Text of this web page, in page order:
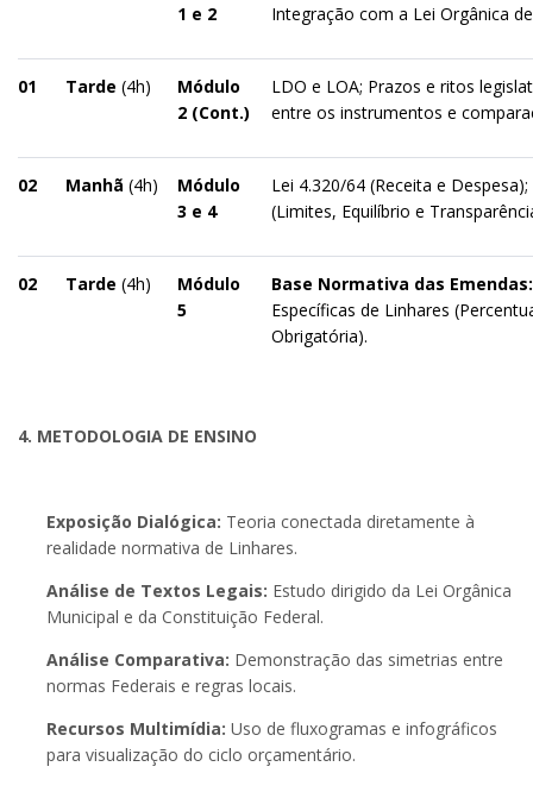
1 e 2
Integração com a Lei Orgânica
01 Tarde (4h)
Módulo
2 (Cont.)
LDO e LOA; Prazos e ritos
entre os instrumentos e
02 Manhã (4h)
Módulo
3 e 4
Lei 4.320/64 (Receita e
(Limites, Equilíbrio e
02 Tarde (4h)
Módulo
5
Base Normativa das Emendas:
Específicas de Linhares
Obrigatória).
4. METODOLOGIA DE ENSINO
Exposição Dialógica: Teoria conectada diretamente à
realidade normativa de Linhares.
Análise de Textos Legais: Estudo dirigido da Lei Orgânica
Municipal e da Constituição Federal.
Análise Comparativa: Demonstração das simetrias entre
normas Federais e regras locais.
Recursos Multimídia: Uso de fluxogramas e infográficos
para visualização do ciclo orçamentário.